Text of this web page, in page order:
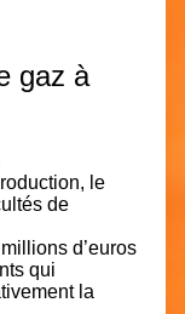
gaz à
, le
de
d’euros
qui
la